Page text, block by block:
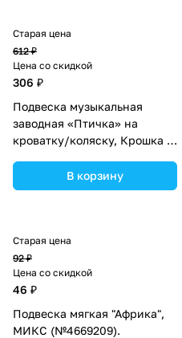
Старая цена
612 ₽
Цена со скидкой
306 ₽
Подвеска музыкальная
заводная «Птичка» на
кроватку/коляску, Крошка Я
В корзину
Старая цена
92 ₽
Цена со скидкой
46 ₽
Подвеска мягкая "Африка",
МИКС (№4669209).